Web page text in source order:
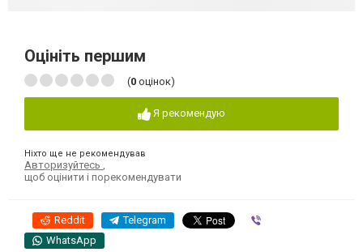
Оцініть першим
(0 оцінок)
Я рекомендую
Ніхто ще не рекомендував
Авторизуйтесь
щоб оцінити і порекомендувати
Reddit Telegram
WhatsApp